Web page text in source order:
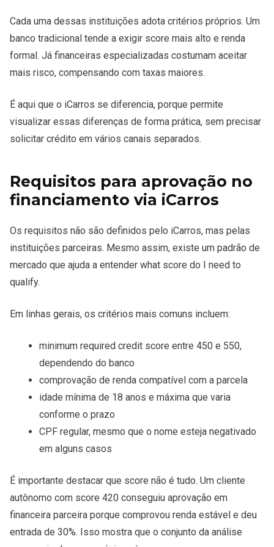
Cada uma dessas instituições adota critérios próprios. Um
banco tradicional tende a exigir score mais alto e renda
formal. Já financeiras especializadas costumam aceitar
mais risco, compensando com taxas maiores.
É aqui que o iCarros se diferencia, porque permite
visualizar essas diferenças de forma prática, sem precisar
solicitar crédito em vários canais separados.
Requisitos para aprovação no
financiamento via iCarros
Os requisitos não são definidos pelo iCarros, mas pelas
instituições parceiras. Mesmo assim, existe um padrão de
mercado que ajuda a entender what score do I need to
qualify.
Em linhas gerais, os critérios mais comuns incluem:
minimum required credit score entre 450 e 550,
dependendo do banco
comprovação de renda compatível com a parcela
idade mínima de 18 anos e máxima que varia
conforme o prazo
CPF regular, mesmo que o nome esteja negativado
em alguns casos
É importante destacar que score não é tudo. Um cliente
autônomo com score 420 conseguiu aprovação em
financeira parceira porque comprovou renda estável e deu
entrada de 30%. Isso mostra que o conjunto da análise